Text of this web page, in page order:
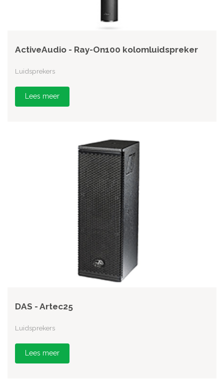
ActiveAudio - Ray-On100 kolomluidspreker
Luidsprekers
Lees meer
DAS - Artec25
Luidsprekers
Lees meer